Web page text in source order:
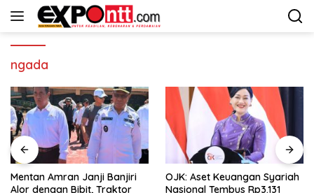
Langsung
ngada
Banjiri
OJK: Aset Keuangan Syariah
Nasional Tembus Rp3.131
Daya Di balik Biji